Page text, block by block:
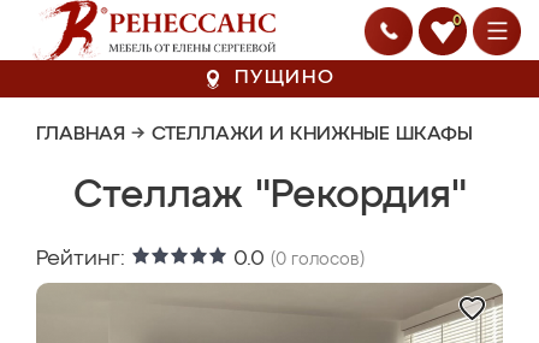
0
ПУЩИНО
ГЛАВНАЯ → СТЕЛЛАЖИ И КНИЖНЫЕ ШКАФЫ
Стеллаж "Рекордия"
Рейтинг: 0.0 (0 голосов)